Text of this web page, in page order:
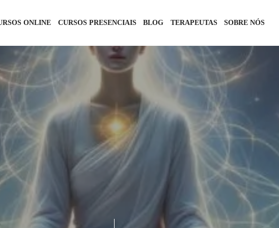
ONLINE CURSOS PRESENCIAIS BLOG TERAPEUTAS SOBRE NÓS
TANTRA